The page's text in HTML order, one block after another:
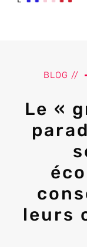
BLOG //
Le «
leurs